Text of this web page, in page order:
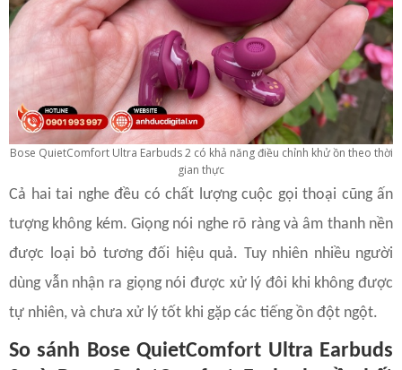
Bose QuietComfort Ultra Earbuds 2 có khả năng điều chỉnh khử ồn theo thời
gian thực
Cả hai tai nghe đều có chất lượng cuộc gọi thoại cũng ấn
tượng không kém. Giọng nói nghe rõ ràng và âm thanh nền
được loại bỏ tương đối hiệu quả. Tuy nhiên nhiều người
dùng vẫn nhận ra giọng nói được xử lý đôi khi không được
tự nhiên, và chưa xử lý tốt khi gặp các tiếng ồn đột ngột.
So sánh Bose QuietComfort Ultra Earbuds